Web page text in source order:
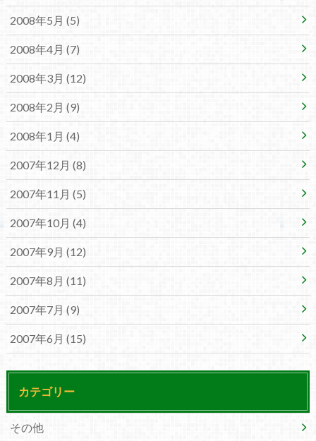
2008年5月 (5)
2008年4月 (7)
2008年3月 (12)
2008年2月 (9)
2008年1月 (4)
2007年12月 (8)
2007年11月 (5)
2007年10月 (4)
2007年9月 (12)
2007年8月 (11)
2007年7月 (9)
2007年6月 (15)
カテゴリー
その他